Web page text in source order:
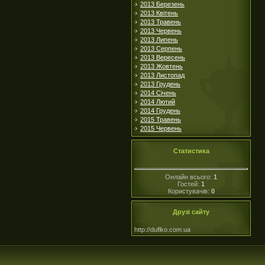
2013 Березень
2013 Квітень
2013 Травень
2013 Червень
2013 Липень
2013 Серпень
2013 Вересень
2013 Жовтень
2013 Листопад
2013 Грудень
2014 Січень
2014 Лютий
2014 Грудень
2015 Травень
2015 Червень
Статистика
Онлайн всього: 1
Гостей: 1
Користувачів: 0
Друзі сайту
http://duflko.com.ua